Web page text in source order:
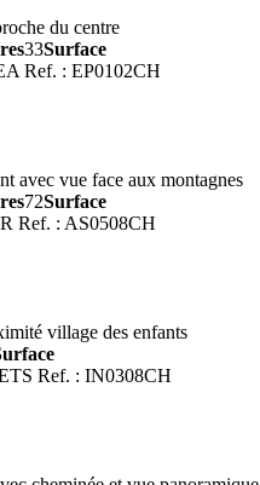
du centre
33Surface
Ref. : EP0102CH
avec vue face aux montagnes
72Surface
Ref. : AS0508CH
village des enfants
Ref. : IN0308CH